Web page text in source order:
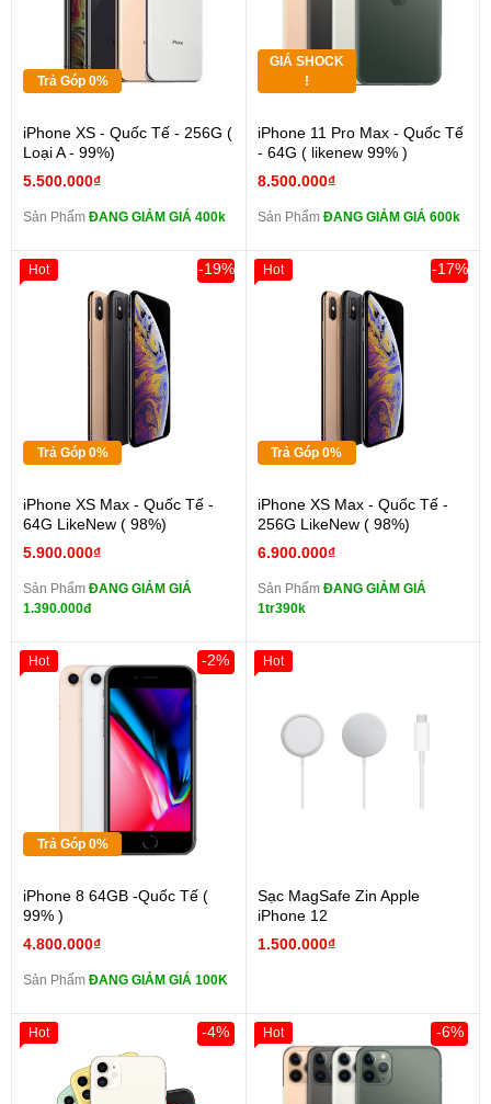
Trả Góp 0%
iPhone XS - Quốc Tế - 256G (
Loại A - 99%)
5.500.000₫
Sản Phẩm ĐANG GIẢM GIÁ 400k
GIÁ SHOCK
!
iPhone 11 Pro Max - Quốc Tế
- 64G ( likenew 99% )
8.500.000₫
Sản Phẩm ĐANG GIẢM GIÁ 600k
Trả Góp 0%
iPhone XS Max - Quốc Tế -
64G LikeNew ( 98%)
5.900.000₫
-19%
Sản Phẩm ĐANG GIẢM GIÁ
1.390.000đ
Hot
Trả Góp 0%
iPhone XS Max - Quốc Tế -
256G LikeNew ( 98%)
6.900.000₫
-17%
Sản Phẩm ĐANG GIẢM GIÁ
1tr390k
Hot
Trả Góp 0%
iPhone 8 64GB -Quốc Tế (
99% )
4.800.000₫
-2%
Sản Phẩm ĐANG GIẢM GIÁ 100K
Hot
Sạc MagSafe Zin Apple
iPhone 12
1.500.000₫
Hot
-4%
Hot -6%
Hot